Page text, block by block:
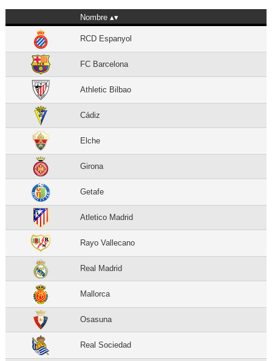
Nombre
RCD Espanyol
FC Barcelona
Athletic Bilbao
Cádiz
Elche
Girona
Getafe
Atletico Madrid
Rayo Vallecano
Real Madrid
Mallorca
Osasuna
Real Sociedad